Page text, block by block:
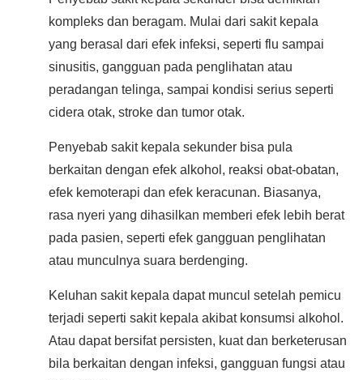
kompleks dan beragam. Mulai dari sakit kepala
yang berasal dari efek infeksi, seperti flu sampai
sinusitis, gangguan pada penglihatan atau
peradangan telinga, sampai kondisi serius seperti
cidera otak, stroke dan tumor otak.
Penyebab sakit kepala sekunder bisa pula
berkaitan dengan efek alkohol, reaksi obat-obatan,
efek kemoterapi dan efek keracunan. Biasanya,
rasa nyeri yang dihasilkan memberi efek lebih berat
pada pasien, seperti efek gangguan penglihatan
atau munculnya suara berdenging.
Keluhan sakit kepala dapat muncul setelah pemicu
terjadi seperti sakit kepala akibat konsumsi alkohol.
Atau dapat bersifat persisten, kuat dan berketerusan
bila berkaitan dengan infeksi, gangguan fungsi atau